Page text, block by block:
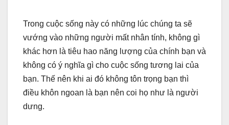
Trong cuộc sống này có những lúc chúng ta sẽ
vướng vào những người mất nhân tính, không gì
khác hơn là tiêu hao năng lượng của chính bạn và
không có ý nghĩa gì cho cuộc sống tương lai của
bạn. Thế nên khi ai đó không tôn trọng bạn thì
điều khôn ngoan là bạn nên coi họ như là người
dưng.